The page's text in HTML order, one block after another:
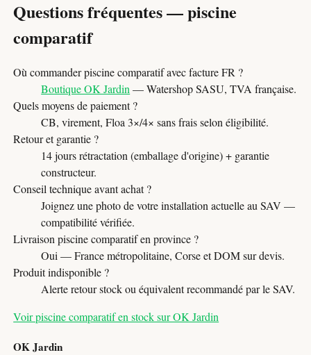
Questions fréquentes — piscine
comparatif
Où commander piscine comparatif avec facture FR ?
Boutique OK Jardin — Watershop SASU, TVA française.
Quels moyens de paiement ?
CB, virement, Floa 3×/4× sans frais selon éligibilité.
Retour et garantie ?
14 jours rétractation (emballage d'origine) + garantie
constructeur.
Conseil technique avant achat ?
Joignez une photo de votre installation actuelle au SAV —
compatibilité vérifiée.
Livraison piscine comparatif en province ?
Oui — France métropolitaine, Corse et DOM sur devis.
Produit indisponible ?
Alerte retour stock ou équivalent recommandé par le SAV.
Voir piscine comparatif en stock sur OK Jardin
OK Jardin